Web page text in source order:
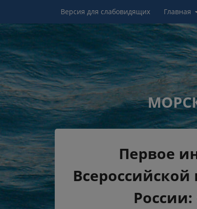
Версия для слабовидящих Главная
Первое